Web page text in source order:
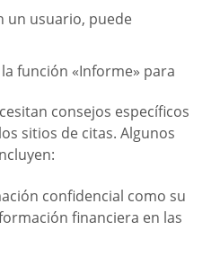
un usuario, puede
función «Informe» para
consejos específicos
sitios de citas. Algunos
confidencial como su
financiera en las